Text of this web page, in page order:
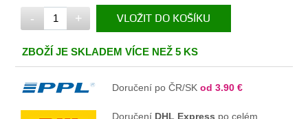
- + VLOŽIT DO KOŠÍKU
V KOŠÍKU
ZBOŽÍ JE SKLADEM VÍCE NEŽ 5 KS
Doručení po ČR/SKod 3.90 €
Doručení DHL Express po celém